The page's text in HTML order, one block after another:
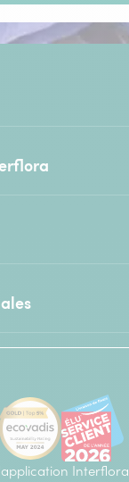
Interflora